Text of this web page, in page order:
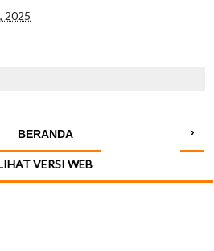
2025
›
BERANDA
VERSI WEB